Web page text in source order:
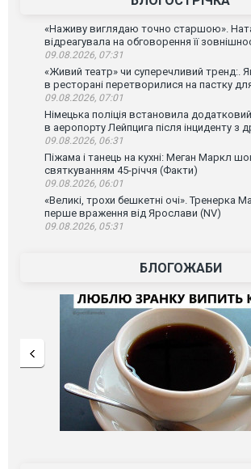
«Наживу виглядаю точно старшою».
відреагувала на обговорення її
09.08.2026, 07:31
«Живий театр» чи суперечливий тренд:. Як
в ресторані перетворилися на пастку
09.08.2026, 07:01
Німецька поліція встановила
в аеропорту Лейпцига після інциденту з
09.08.2026, 06:31
Піжама і танець на кухні: Меган Маркл
святкуванням 45-річчя (Факти)
09.08.2026, 06:01
«Великі, трохи бешкетні очі». Тренерка
перше враження від Ярослави (NV)
09.08.2026, 05:31
БЛОГОЖАБИ